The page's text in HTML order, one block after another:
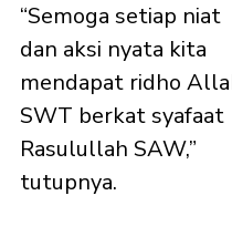
“Semoga setiap niat
dan aksi nyata kita
mendapat ridho
SWT berkat syafaat
Rasulullah SAW,”
tutupnya.